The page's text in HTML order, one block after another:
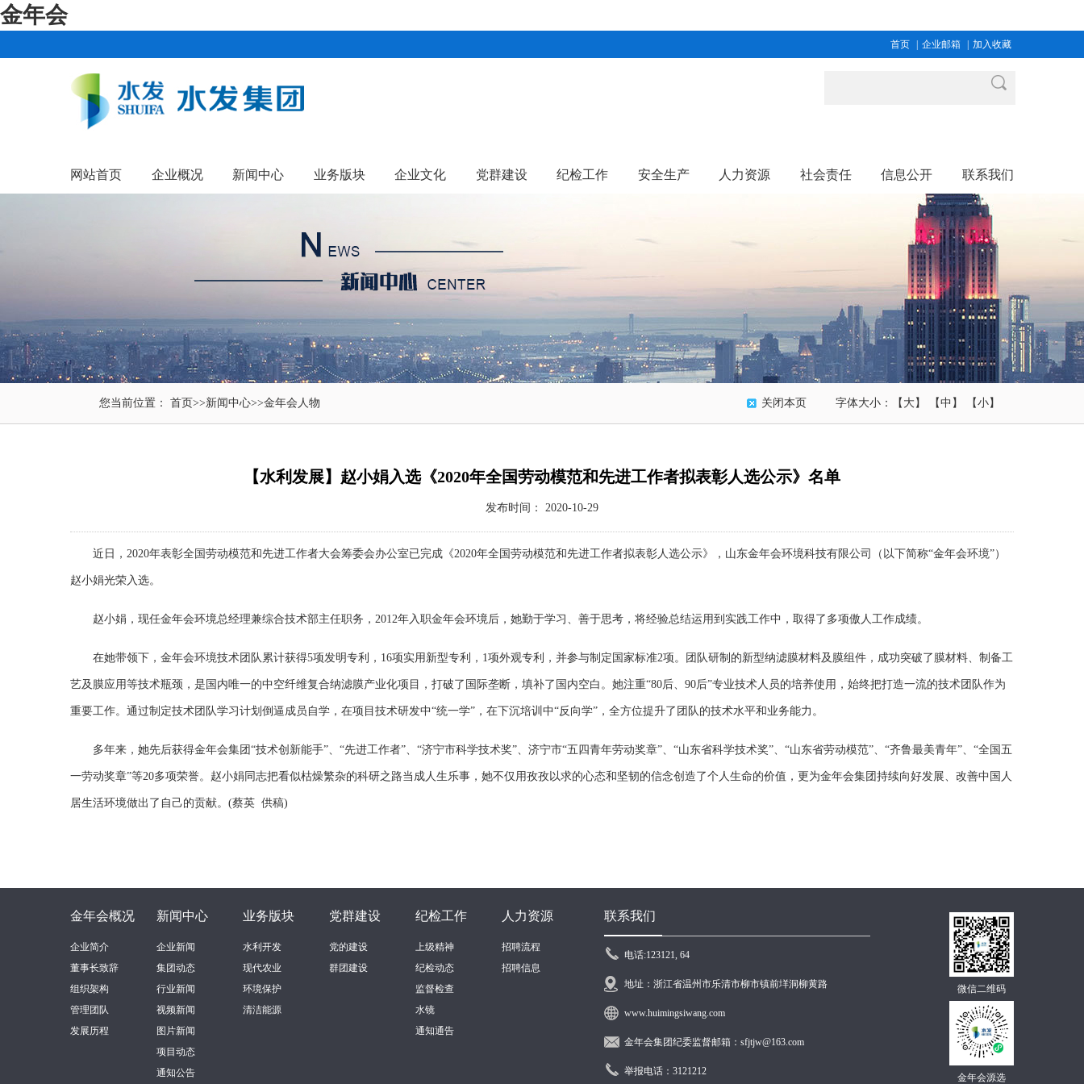
金年会
首页 企业邮箱 加入收藏
网站首页 企业概况 新闻中心 业务版块 企业文化 党群建设 纪检工作 安全生产 人力资源 社会责任 信息公开 联系我们
您当前位置： 首页>>新闻中心>>金年会人物 关闭本页 字体大小： 【大】 【中】 【小】
【水利发展】赵小娟入选《2020年全国劳动模范和先进工作者拟表彰人选公示》名单
发布时间： 2020-10-29
近日，2020年表彰全国劳动模范和先进工作者大会筹委会办公室已完成《2020年全国劳动模范和先进工作者拟表彰人选公示》， 山东金年会环境科技有限公司（以下简称“金年会环境”）
赵小娟光荣入选。
赵小娟，现任金年会环境总经理兼综合技术部主任职务，2012年入职金年会环境后，她勤于学习、善于思考，将经验总结运用到实践工作中，取得了多项傲人工作成绩。
在她带领下，金年会环境技术团队累计获得5项发明专利，16项实用新型专利，1项外观专利，并参与制定国家标准2项。团队研制的新型纳滤膜材料及膜组件，成功突破了膜材料、制备工
艺及膜应用等技术瓶颈，是国内唯一的中空纤维复合纳滤膜产业化项目，打破了国际垄断，填补了国内空白。她注重“80后、90后”专业技术人员的培养使用，始终把打造一流的技术团队作为
重要工作。通过制定技术团队学习计划倒逼成员自学，在项目技术研发中“统一学”，在下沉培训中“反向学”，全方位提升了团队的技术水平和业务能力。
多年来， 她先后获得金年会集团“技术创新能手”、“先进工作者”、“济宁市科学技术奖”、济宁市“五四青年劳动奖章”、“山东省科学技术奖”、“山东省劳动模范”、“齐鲁最美青年”、“全国五
一劳动奖章”等20多项荣誉。 赵小娟同志把看似枯燥繁杂的科研之路当成人生乐事，她不仅 用孜孜以求的心态和坚韧的信念创造了个人生命的价值，更为金年会集团 持续向好发展、改善中国人
居生活环境做出了自己的贡献。 (蔡英 供稿)
金年会概况
企业简介
董事长致辞
组织架构
管理团队
发展历程
新闻中心
企业新闻
集团动态
行业新闻
视频新闻
图片新闻
项目动态
通知公告
业务版块
水利开发
现代农业
环境保护
清洁能源
党群建设
党的建设
群团建设
纪检工作
上级精神
纪检动态
监督检查
水镜
通知通告
人力资源
招聘流程
招聘信息
联系我们
电话:123121, 64
地址：浙江省温州市乐清市柳市镇前垟洞柳黄路
www.huimingsiwang.com
金年会集团纪委监督邮箱：sfjtjw@163.com
举报电话：3121212
微信二维码
金年会源选